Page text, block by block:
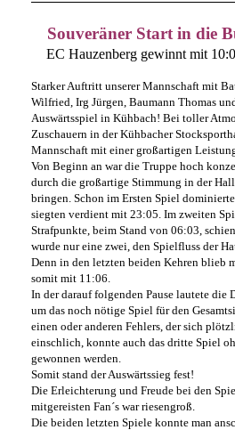
Souveräner Start in die
EC Hauzenberg gewinnt mit
Starker Auftritt unserer Mannschaft mit
Wilfried, Irg Jürgen, Baumann Thomas
Auswärtsspiel in Kühbach! Bei toller
Zuschauern in der Kühbacher
Mannschaft mit einer großartigen
Von Beginn an war die Truppe hoch
durch die großartige Stimmung in der
bringen. Schon im Ersten Spiel
siegten verdient mit 23:05. Im zweiten
Strafpunkte, beim Stand von 06:03,
wurde nur eine zwei, den Spielfluss der
Denn in den letzten beiden Kehren blieb
somit mit 11:06.
In der darauf folgenden Pause lautete die
um das noch nötige Spiel für den
einen oder anderen Fehlers, der sich
einschlich, konnte auch das dritte Spiel
gewonnen werden.
Somit stand der Auswärtssieg fest!
Die Erleichterung und Freude bei den
mitgereisten Fan´s war riesengroß.
Die beiden letzten Spiele konnte man